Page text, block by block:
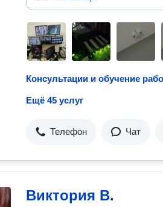
Ещё 45 услуг
Телефон Чат
Виктория В.